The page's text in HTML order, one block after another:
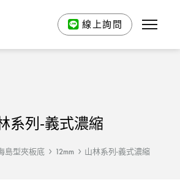
線上詢問
系列-義式濃縮
島型夾板底 12mm 山林系列-義式濃縮